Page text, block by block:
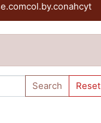
Search Reset